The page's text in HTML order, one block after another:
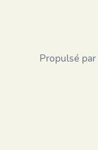
Propulsé par